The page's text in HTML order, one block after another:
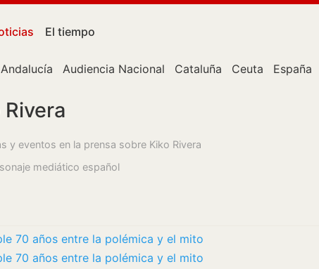
El tiempo
Andalucía Audiencia Nacional Cataluña Ceuta España
y eventos en la prensa sobre Kiko Rivera
mediático español
70 años entre la polémica y el mito
70 años entre la polémica y el mito